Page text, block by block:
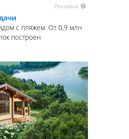
Реклама
с пляжем. От 0,9 млн
построен